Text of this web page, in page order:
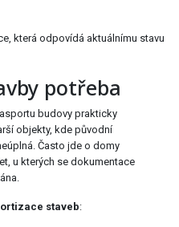
která odpovídá aktuálnímu stavu
potřeba
budovy prakticky
objekty, kde původní
Často jde o domy
u kterých se dokumentace
staveb: